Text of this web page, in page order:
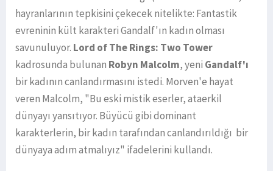
hayranlarının tepkisini çekecek nitelikte: Fantastik
evreninin kült karakteri Gandalf'ın kadın olması
savunuluyor. Lord of The Rings: Two Tower
kadrosunda bulunan Robyn Malcolm, yeni Gandalf'ı
bir kadının canlandırmasını istedi. Morven'e hayat
veren Malcolm, "Bu eski mistik eserler, ataerkil
dünyayı yansıtıyor. Büyücü gibi dominant
karakterlerin, bir kadın tarafından canlandırıldığı bir
dünyaya adım atmalıyız" ifadelerini kullandı.